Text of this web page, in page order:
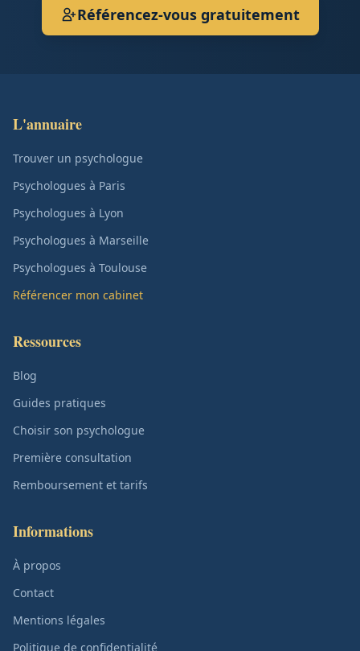
Référencez-vous gratuitement
L'annuaire
Trouver un psychologue
Psychologues à Paris
Psychologues à Lyon
Psychologues à Marseille
Psychologues à Toulouse
Référencer mon cabinet
Ressources
Blog
Guides pratiques
Choisir son psychologue
Première consultation
Remboursement et tarifs
Informations
À propos
Contact
Mentions légales
Politique de confidentialité